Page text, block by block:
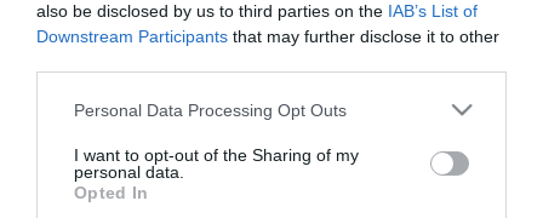
also be disclosed by us to third parties on the IAB’s List of
Downstream Participants that may further disclose it to other
Please note that this website/app uses one or more Google
not limited to your visit or usage behaviour. You may click to
grant or deny consent to Google and its third-party tags to
use your data for below specified purposes in below Google
Personal Data Processing Opt Outs
I want to opt-out of the Sharing of my
personal data.
Opted In